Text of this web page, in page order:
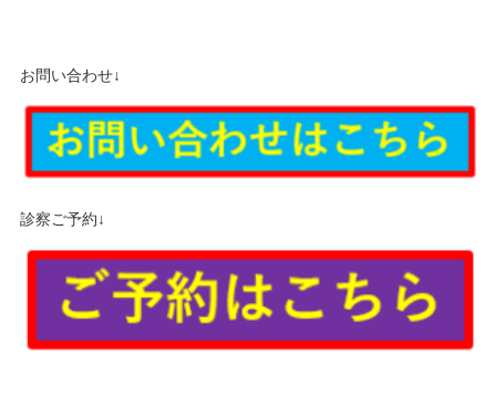
お問い合わせ↓
診察ご予約↓